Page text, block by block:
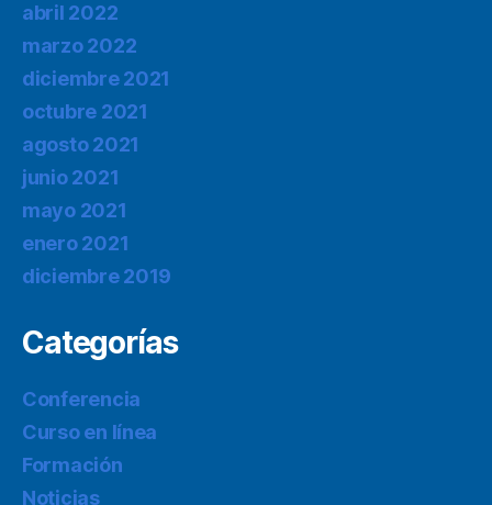
abril 2022
marzo 2022
diciembre 2021
octubre 2021
agosto 2021
junio 2021
mayo 2021
enero 2021
diciembre 2019
Categorías
Conferencia
Curso en línea
Formación
Noticias